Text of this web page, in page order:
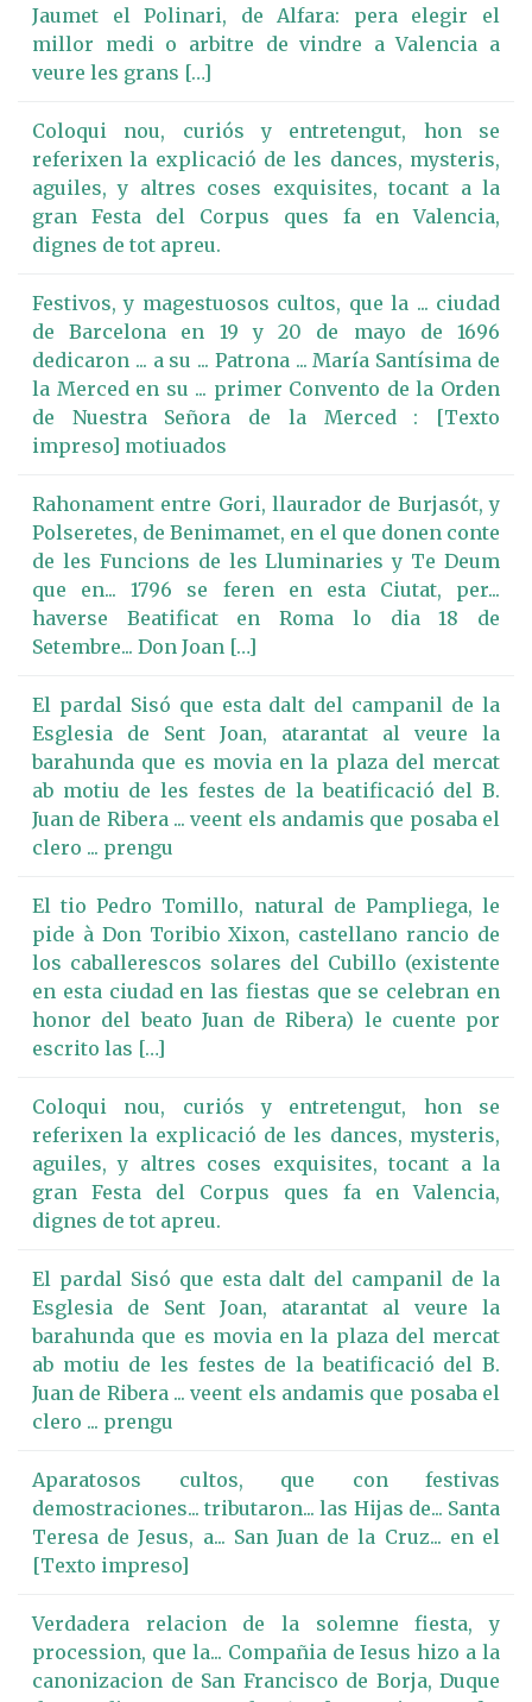
Jaumet el Polinari, de Alfara: pera elegir el
millor medi o arbitre de vindre a Valencia a
veure les grans […]
Coloqui nou, curiós y entretengut, hon se
referixen la explicació de les dances, mysteris,
aguiles, y altres coses exquisites, tocant a la
gran Festa del Corpus ques fa en Valencia,
dignes de tot apreu.
Festivos, y magestuosos cultos, que la ... ciudad
de Barcelona en 19 y 20 de mayo de 1696
dedicaron ... a su ... Patrona ... María Santísima de
la Merced en su ... primer Convento de la Orden
de Nuestra Señora de la Merced : [Texto
impreso] motiuados
Rahonament entre Gori, llaurador de Burjasót, y
Polseretes, de Benimamet, en el que donen conte
de les Funcions de les Lluminaries y Te Deum
que en... 1796 se feren en esta Ciutat, per...
haverse Beatificat en Roma lo dia 18 de
Setembre... Don Joan […]
El pardal Sisó que esta dalt del campanil de la
Esglesia de Sent Joan, atarantat al veure la
barahunda que es movia en la plaza del mercat
ab motiu de les festes de la beatificació del B.
Juan de Ribera ... veent els andamis que posaba el
clero ... prengu
El tio Pedro Tomillo, natural de Pampliega, le
pide à Don Toribio Xixon, castellano rancio de
los caballerescos solares del Cubillo (existente
en esta ciudad en las fiestas que se celebran en
honor del beato Juan de Ribera) le cuente por
escrito las […]
Coloqui nou, curiós y entretengut, hon se
referixen la explicació de les dances, mysteris,
aguiles, y altres coses exquisites, tocant a la
gran Festa del Corpus ques fa en Valencia,
dignes de tot apreu.
El pardal Sisó que esta dalt del campanil de la
Esglesia de Sent Joan, atarantat al veure la
barahunda que es movia en la plaza del mercat
ab motiu de les festes de la beatificació del B.
Juan de Ribera ... veent els andamis que posaba el
clero ... prengu
Aparatosos cultos, que con festivas
demostraciones... tributaron... las Hijas de... Santa
Teresa de Jesus, a... San Juan de la Cruz... en el
[Texto impreso]
Verdadera relacion de la solemne fiesta, y
procession, que la... Compañia de Iesus hizo a la
canonizacion de San Francisco de Borja, Duque